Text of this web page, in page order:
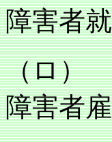
障害者
（ロ）
障害者